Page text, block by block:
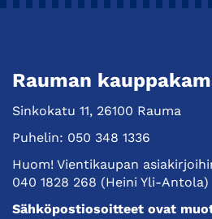
Rauman
Sinkokatu 11, 26100 Rauma
Puhelin: 050 348 1336
Huom! Vientikaupan
040 1828 268 (Heini Yli-Antola)
Sähköpostiosoitteet ovat